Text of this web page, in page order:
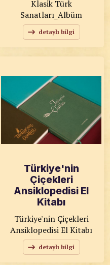
Klasik Türk
Sanatları_Albüm
detaylı bilgi
Türkiye'nin
Çiçekleri
Ansiklopedisi El
Kitabı
Türkiye'nin Çiçekleri
Ansiklopedisi El Kitabı
detaylı bilgi